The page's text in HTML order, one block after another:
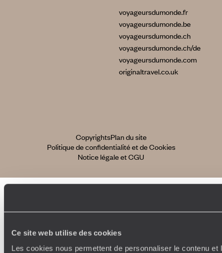
Ce site web utilise des cookies
Les cookies nous permettent de personnaliser le contenu
voyageursdumonde.fr
voyageursdumonde.be
voyageursdumonde.ch
voyageursdumonde.ch/de
voyageursdumonde.com
originaltravel.co.uk
CopyrightsPlan du site
Politique de confidentialité et de Cookies
Notice légale et CGU